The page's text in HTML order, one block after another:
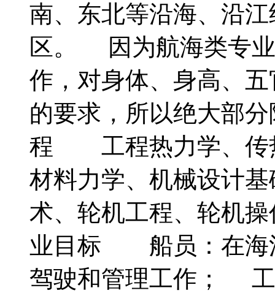
南、东北等沿海、沿
区。 因为航海类专业
作，对身体、身高、
的要求，所以绝大部
程 工程热力学、传
材料力学、机械设计
术、轮机工程、轮机
业目标 船员：在海
驾驶和管理工作； 工